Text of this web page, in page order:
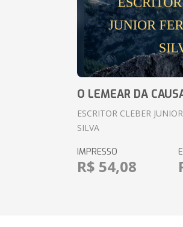
O LEMEAR DA
ESCRITOR CLEBER
SILVA
IMPRESSO
R$ 54,08